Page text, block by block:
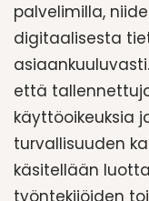
palvelimilla,
digitaalisesta
että
käyttöoikeuksia
turvallisuuden
käsitellään
työntekijöiden